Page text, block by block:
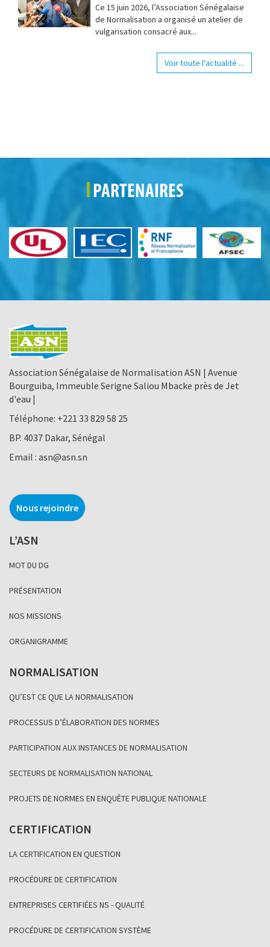
Ce 15 juin 2026, l’Association Sénégalaise
de Normalisation a organisé un atelier de
vulgarisation consacré aux...
Voir toute l'actualité ...
PARTENAIRES
Association Sénégalaise de Normalisation ASN | Avenue
Bourguiba, Immeuble Serigne Saliou Mbacke près de Jet
d'eau |
Téléphone: +221 33 829 58 25
BP. 4037 Dakar, Sénégal
Email : asn@asn.sn
Nous rejoindre
L’ASN
MOT DU DG
PRÉSENTATION
NOS MISSIONS
ORGANIGRAMME
NORMALISATION
QU’EST CE QUE LA NORMALISATION
PROCESSUS D’ÉLABORATION DES NORMES
PARTICIPATION AUX INSTANCES DE NORMALISATION
SECTEURS DE NORMALISATION NATIONAL
PROJETS DE NORMES EN ENQUÊTE PUBLIQUE NATIONALE
CERTIFICATION
LA CERTIFICATION EN QUESTION
PROCÉDURE DE CERTIFICATION
ENTREPRISES CERTIFIÉES NS - QUALITÉ
PROCÉDURE DE CERTIFICATION SYSTÈME